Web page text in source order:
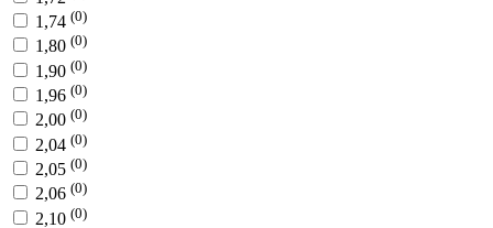
1,74 (0)
1,80 (0)
1,90 (0)
1,96 (0)
2,00 (0)
2,04 (0)
2,05 (0)
2,06 (0)
2,10 (0)